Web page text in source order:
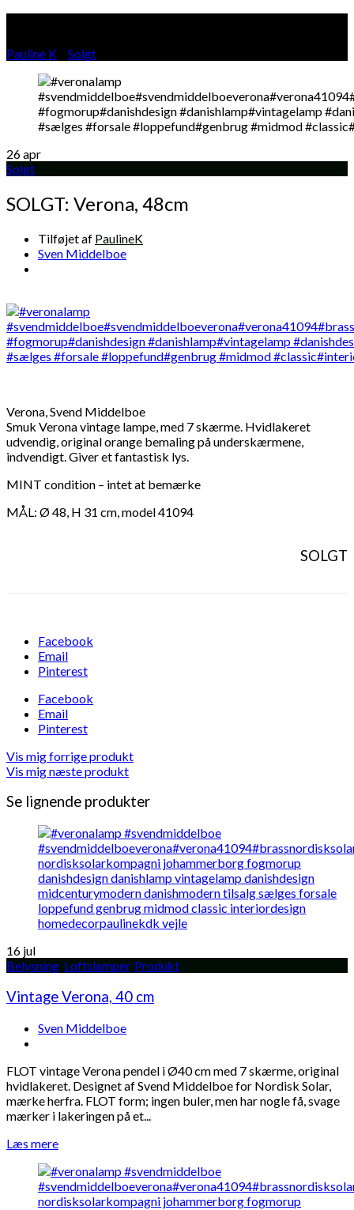
Pauline K Solgt
26apr
Solgt
SOLGT: Verona, 48cm
Tilføjet af PaulineK
Sven Middelboe
Verona, Svend Middelboe
Smuk Verona vintage lampe, med 7 skærme. Hvidlakeret
udvendig, original orange bemaling på underskærmene,
indvendigt. Giver et fantastisk lys.
MINT condition – intet at bemærke
MÅL: Ø 48, H 31 cm, model 41094
SOLGT
Facebook
Email
Pinterest
Facebook
Email
Pinterest
Vis mig forrige produkt
Vis mig næste produkt
Se lignende produkter
16 jul
Belysning Loftslamper, Produkt
Vintage Verona, 40 cm
Sven Middelboe
FLOT vintage Verona pendel i Ø40 cm med 7 skærme, original
hvidlakeret. Designet af Svend Middelboe for Nordisk Solar,
mærke herfra. FLOT form; ingen buler, men har nogle få, svage
mærker i lakeringen på et...
Læs mere